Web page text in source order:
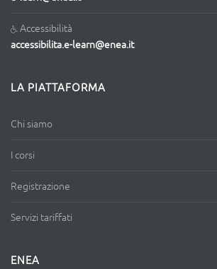
Accessibilità
accessibilita.e-learn@enea.it
LA PIATTAFORMA
Chi siamo
I corsi
Registrazione
Servizi tariffati
ENEA